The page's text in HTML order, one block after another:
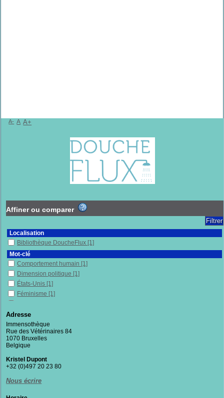
A- A A+
Affiner ou comparer
Localisation
Bibliothèque DoucheFlux [1]
Mot-clé
Comportement humain [1]
Dimension politique [1]
États-Unis [1]
Féminisme [1]
Philosophie
Politique et morale
Rôle selon le sexe[1]
Théorie du care
Section
Adresse
Immensothèque
Rue des Vétérinaires 84
1070 Bruxelles
Belgique
Kristel Dupont
+32 (0)497 20 23 80
Nous écrire